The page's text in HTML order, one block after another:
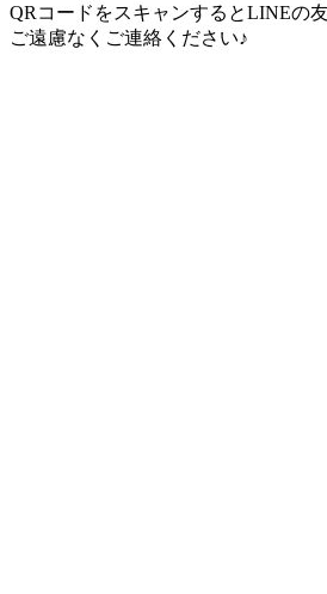
QRコードをスキャンするとLINEの
ご遠慮なくご連絡ください♪